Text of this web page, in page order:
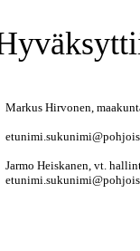
Markus Hirvonen,
Jarmo Heiskanen, vt.